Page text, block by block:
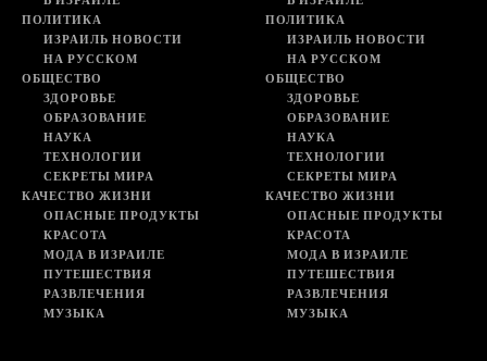
ПОЛИТИКА
ИЗРАИЛЬ НОВОСТИ
НА РУССКОМ
ОБЩЕСТВО
ЗДОРОВЬЕ
ОБРАЗОВАНИЕ
НАУКА
ТЕХНОЛОГИИ
СЕКРЕТЫ МИРА
КАЧЕСТВО ЖИЗНИ
ОПАСНЫЕ ПРОДУКТЫ
КРАСОТА
МОДА В ИЗРАИЛЕ
ПУТЕШЕСТВИЯ
РАЗВЛЕЧЕНИЯ
МУЗЫКА
ПОЛИТИКА
ИЗРАИЛЬ НОВОСТИ
НА РУССКОМ
ОБЩЕСТВО
ЗДОРОВЬЕ
ОБРАЗОВАНИЕ
НАУКА
ТЕХНОЛОГИИ
СЕКРЕТЫ МИРА
КАЧЕСТВО ЖИЗНИ
ОПАСНЫЕ ПРОДУКТЫ
КРАСОТА
МОДА В ИЗРАИЛЕ
ПУТЕШЕСТВИЯ
РАЗВЛЕЧЕНИЯ
МУЗЫКА